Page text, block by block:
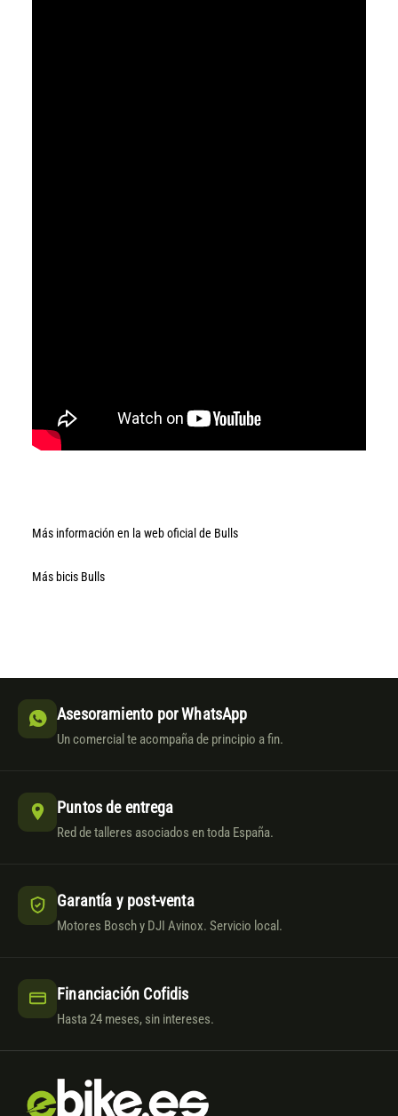
Más información en la web oficial de Bulls
Más bicis Bulls
Asesoramiento por WhatsApp
Un comercial te acompaña de principio a fin.
Puntos de entrega
Red de talleres asociados en toda España.
Garantía y post-venta
Motores Bosch y DJI Avinox. Servicio local.
Financiación Cofidis
Hasta 24 meses, sin intereses.